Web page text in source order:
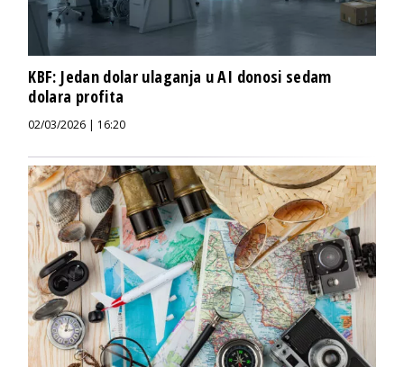
KBF: Jedan dolar ulaganja u AI donosi sedam
dolara profita
02/03/2026 | 16:20